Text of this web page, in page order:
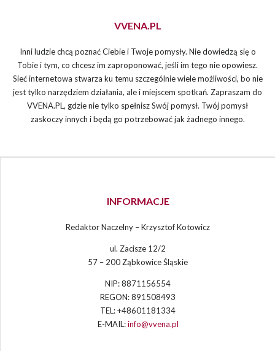
VVENA.PL
Inni ludzie chcą poznać Ciebie i Twoje pomysły. Nie dowiedzą się o
Tobie i tym, co chcesz im zaproponować, jeśli im tego nie opowiesz.
Sieć internetowa stwarza ku temu szczególnie wiele możliwości, bo nie
jest tylko narzędziem działania, ale i miejscem spotkań. Zapraszam do
VVENA.PL, gdzie nie tylko spełnisz Swój pomysł. Twój pomysł
zaskoczy innych i będą go potrzebować jak żadnego innego.
INFORMACJE
Redaktor Naczelny – Krzysztof Kotowicz
ul. Zacisze 12/2
57 – 200 Ząbkowice Śląskie
NIP: 8871156554
REGON: 891508493
TEL: +48601181334
E-MAIL:info@vvena.pl